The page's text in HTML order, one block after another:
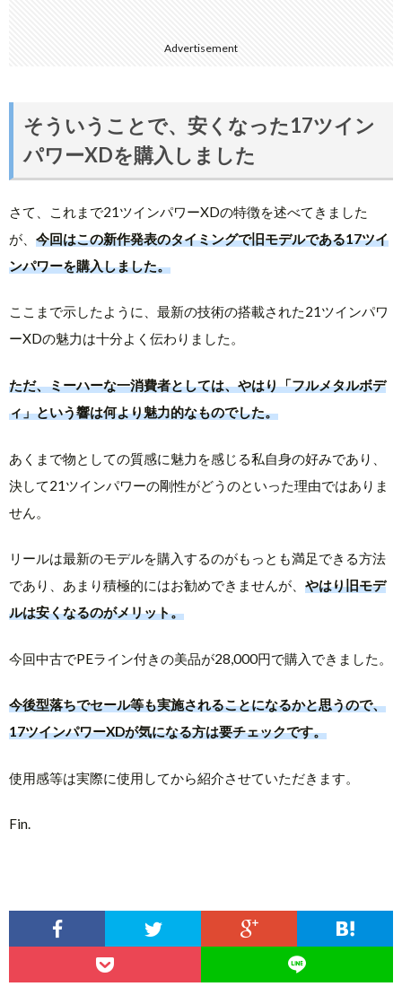
Advertisement
そういうことで、安くなった17ツイン
パワーXDを購入しました
さて、これまで21ツインパワーXDの特徴を述べてきました
が、 今回はこの新作発表のタイミングで旧モデルである17ツイ
ンパワーを購入しました。
ここまで示したように、最新の技術の搭載された21ツインパワ
ーXDの魅力は十分よく伝わりました。
ただ、ミーハーな一消費者としては、やはり「フルメタルボデ
ィ」という響は何より魅力的なものでした。
あくまで物としての質感に魅力を感じる私自身の好みであり、
決して21ツインパワーの剛性がどうのといった理由ではありま
せん。
リールは最新のモデルを購入するのがもっとも満足できる方法
であり、あまり積極的にはお勧めできませんが、 やはり旧モデ
ルは安くなるのがメリット。
今回中古でPEライン付きの美品が28,000円で購入できました。
今後型落ちでセール等も実施されることになるかと思うので、
17ツインパワーXDが気になる方は要チェックです。
使用感等は実際に使用してから紹介させていただきます。
Fin.